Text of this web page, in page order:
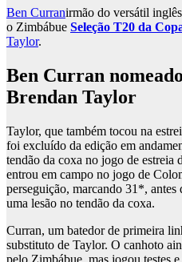
Ben Curranirmão do versátil
o Zimbábue Seleção T20 da
Taylor.
Ben Curran
Brendan Taylor
Taylor, que também tocou na
foi excluído da edição em
tendão da coxa no jogo de estreia
entrou em campo no jogo de
perseguição, marcando 31*, antes
uma lesão no tendão da coxa.
Curran, um batedor de primeira
substituto de Taylor. O canhoto